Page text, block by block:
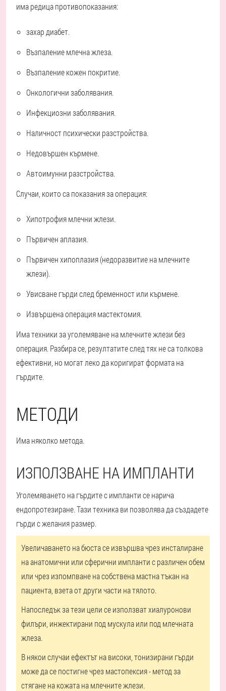
има редица противопоказания:
захар диабет.
Възпалениемлечна жлеза.
Възпалениекожен покритие.
Онкологичнизаболявания.
Инфекциознизаболявания.
Наличностпсихически разстройства.
Недовършен кърмене.
Автоимунни разстройства.
Случаи, които са показания за операция:
Хипотрофиямлечни жлези.
Първиченаплазия.
Първиченхипоплазия(недоразвитие на млечните
жлези).
Увисванегърди след бременност или кърмене.
Извършена операциямастектомия.
Има техники за уголемяване на млечните жлези без
операция. Разбира се, резултатите след тях не са толкова
ефективни, но могат леко да коригират формата на
гърдите.
МЕТОДИ
Има няколко метода.
ИЗПОЛЗВАНЕ НА ИМПЛАНТИ
Уголемяването на гърдите с импланти се нарича
ендопротезиране. Тази техника ви позволява да създадете
гърди с желания размер.
Увеличаването на бюста се извършва чрез инсталиране
на анатомични или сферични импланти с различен обем
или чрез изпомпване на собствена мастна тъкан на
пациента, взета от други части на тялото.
Напоследък за тези цели се използват хиалуронови
филъри, инжектирани под мускула или под млечната
жлеза.
В някои случаи ефектът на високи, тонизирани гърди
може да се постигне чрез мастопексия - метод за
стягане на кожата на млечните жлези.